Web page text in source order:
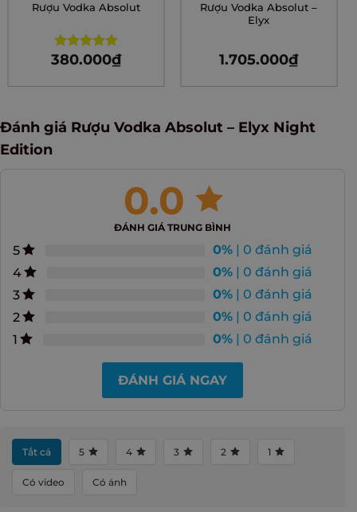
Rượu Vodka Absolut
Rated4.85
380.000₫
Rượu Vodka Absolut –
Elyx
1.705.000₫
Đánh giá Rượu Vodka Absolut – Elyx Night
Edition
0.0
ĐÁNH GIÁ TRUNG BÌNH
5 0% | 0 đánh giá
4
0% | 0 đánh giá
3
0% | 0 đánh giá
2
0% | 0 đánh giá
1
0% | 0 đánh giá
ĐÁNH GIÁ NGAY
Tất cả 5 4 3 2 1
Có video Có ảnh